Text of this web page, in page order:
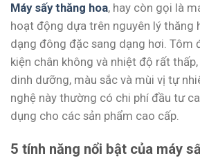
Máy sấy thăng hoa, hay còn gọi là
hoạt động dựa trên nguyên lý thăng
dạng đông đặc sang dạng hơi. Tôm
kiện chân không và nhiệt độ rất
dinh dưỡng, màu sắc và mùi vị tự
nghệ này thường có chi phí đầu tư
dụng cho các sản phẩm cao cấp.
5 tính năng nổi bật của máy